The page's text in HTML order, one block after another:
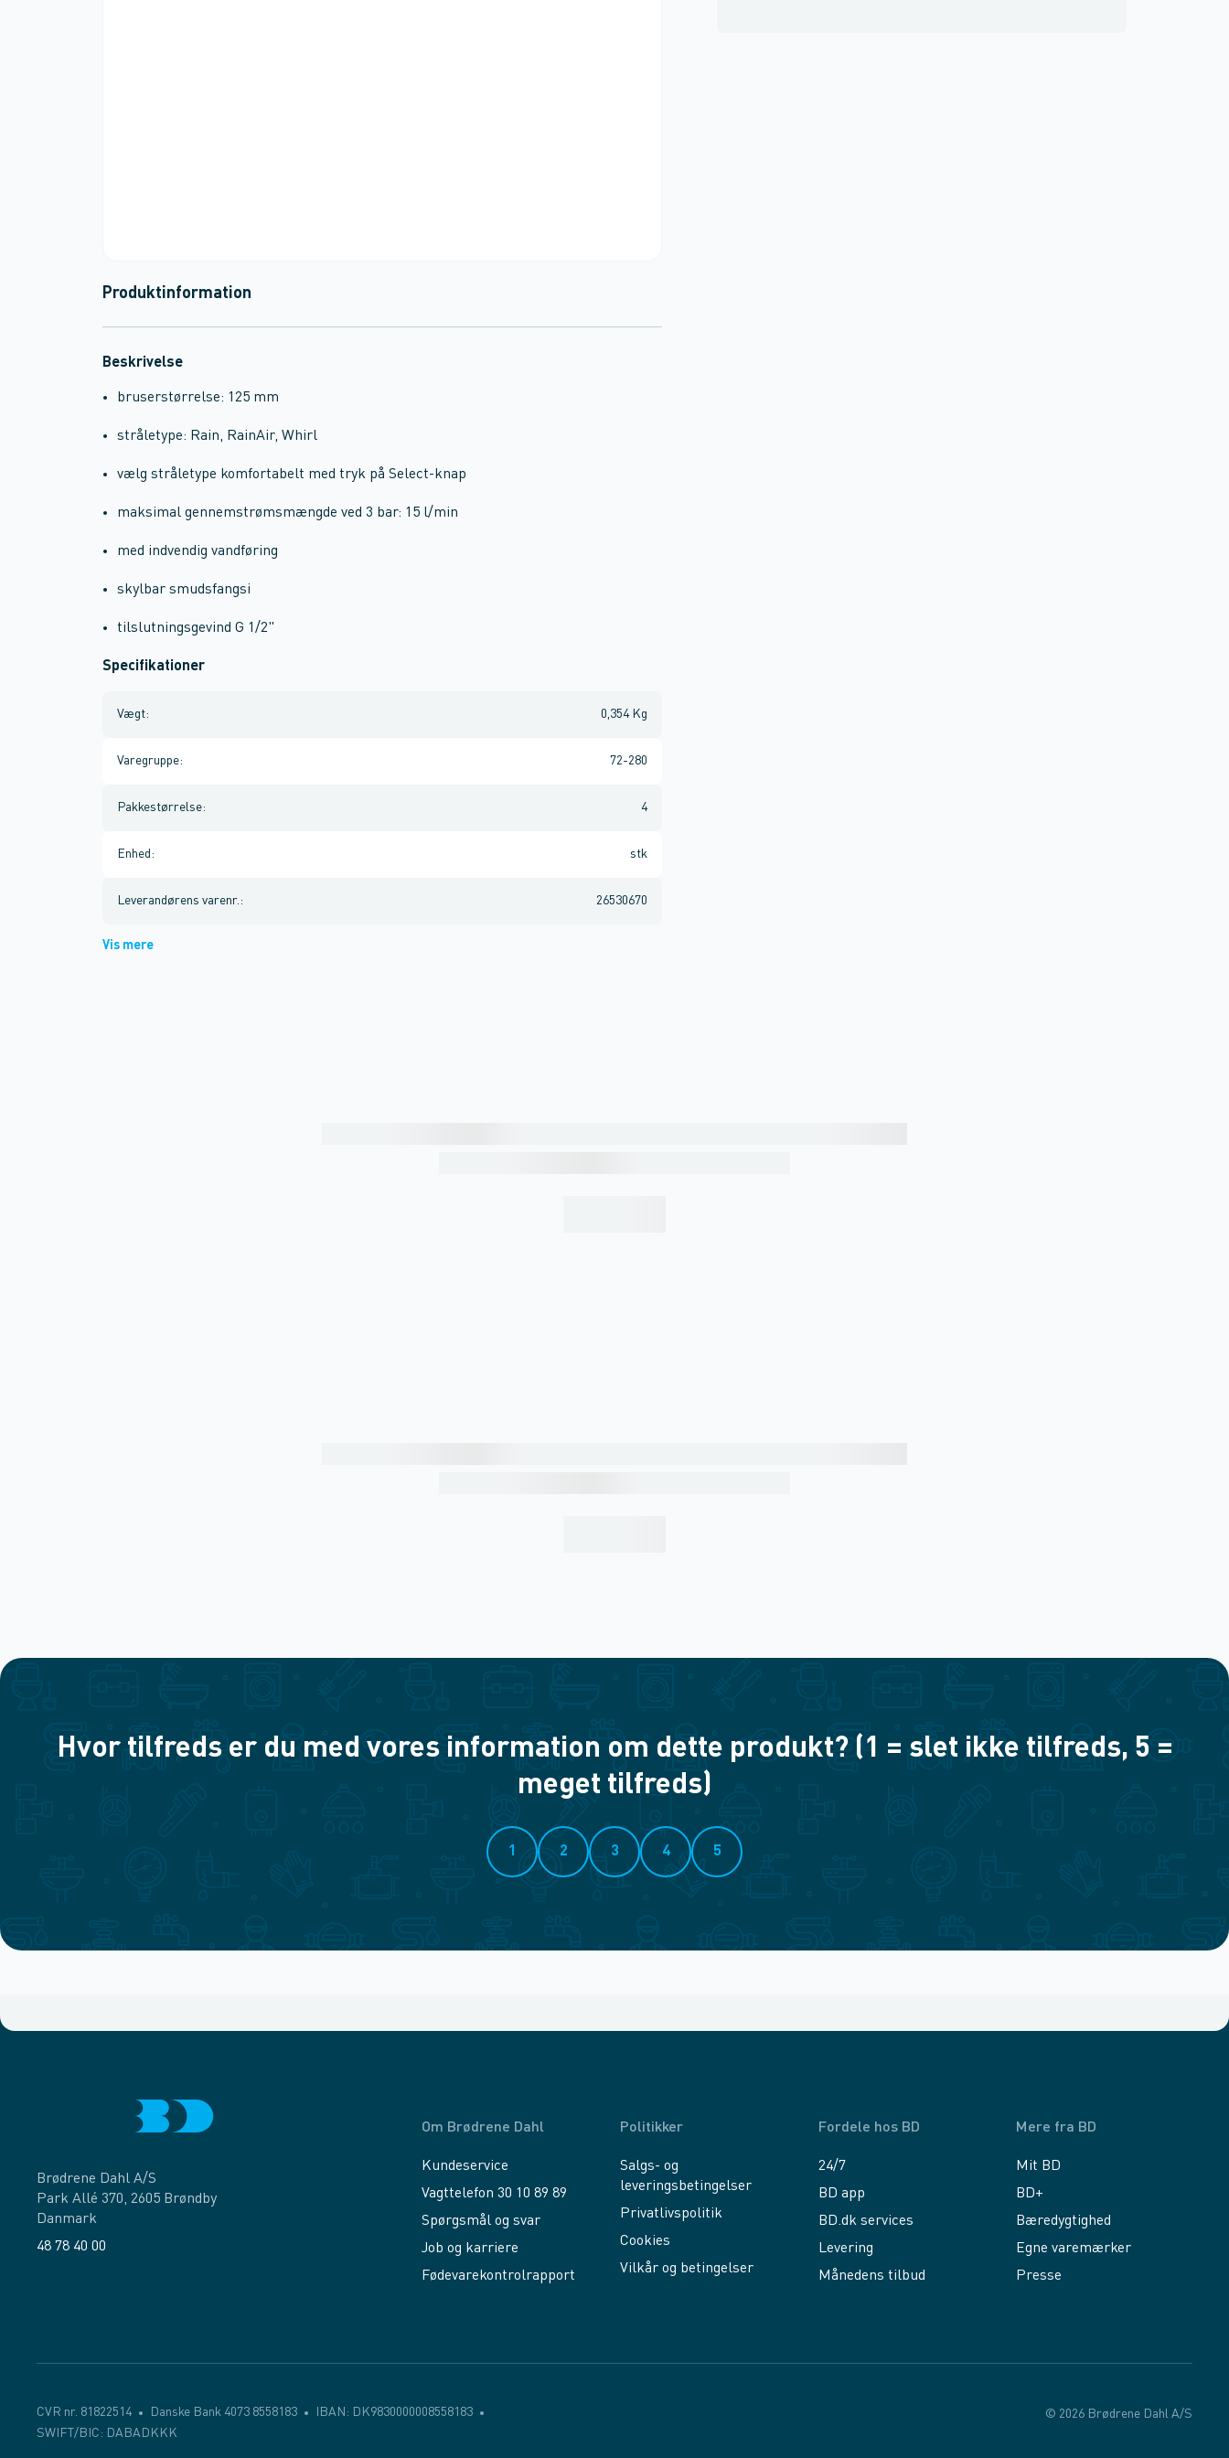
Produktinformation
Beskrivelse
bruserstørrelse: 125 mm
stråletype: Rain, RainAir, Whirl
vælg stråletype komfortabelt med tryk på Select-knap
maksimal gennemstrømsmængde ved 3 bar: 15 l/min
med indvendig vandføring
skylbar smudsfangsi
tilslutningsgevind G 1/2"
Specifikationer
Vægt: 0,354 Kg
Varegruppe: 72-280
Pakkestørrelse: 4
Enhed : stk
Leverandørens varenr. : 26530670
Vis mere
Hvor tilfreds er du med vores information om dette produkt? (1 = slet ikke tilfreds, 5 =
meget tilfreds)
1 2 3 4 5
Brødrene Dahl A/S
Park Allé 370, 2605 Brøndby
Danmark
48 78 40 00
Om Brødrene Dahl
Kundeservice
Vagttelefon 30 10 89 89
Spørgsmål og svar
Job og karriere
Fødevarekontrolrapport
Politikker
Salgs- og
leveringsbetingelser
Privatlivspolitik
Cookies
Vilkår og betingelser
Fordele hos BD
24/7
BD app
BD.dk services
Levering
Månedens tilbud
Mere fra BD
Mit BD
BD+
Bæredygtighed
Egne varemærker
Presse
CVR nr. 81822514 Danske Bank 4073 8558183
IBAN: DK9830000008558183
SWIFT/BIC: DABADKKK
© 2026 Brødrene Dahl A/S